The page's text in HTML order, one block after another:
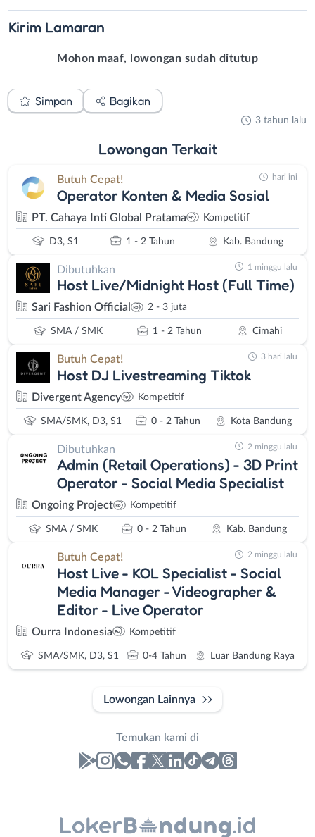
Kirim Lamaran
Mohon maaf, lowongan sudah ditutup
Simpan Bagikan
3 tahun lalu
Lowongan Terkait
Butuh Cepat!
Operator Konten & Media Sosial
PT. Cahaya Inti Global Pratama Kompetitif
D3, S1 1 - 2 Tahun Kab. Bandung
hari ini
Dibutuhkan
Host Live/Midnight Host (Full Time)
Sari Fashion Official 2 - 3 juta
SMA / SMK 1 - 2 Tahun Cimahi
1 minggu lalu
Butuh Cepat!
Host DJ Livestreaming Tiktok
Divergent Agency Kompetitif
SMA/SMK, D3, S1 0 - 2 Tahun Kota Bandung
3 hari lalu
Dibutuhkan
Admin (Retail Operations) - 3D Print
Operator - Social Media Specialist
Ongoing Project Kompetitif
SMA / SMK 0 - 2 Tahun Kab. Bandung
2 minggu lalu
Butuh Cepat!
Host Live - KOL Specialist - Social
Media Manager - Videographer &
Editor - Live Operator
Ourra Indonesia Kompetitif
SMA/SMK, D3, S1 0-4 Tahun Luar Bandung Raya
2 minggu lalu
Lowongan Lainnya
Temukan kami di
Lowongan